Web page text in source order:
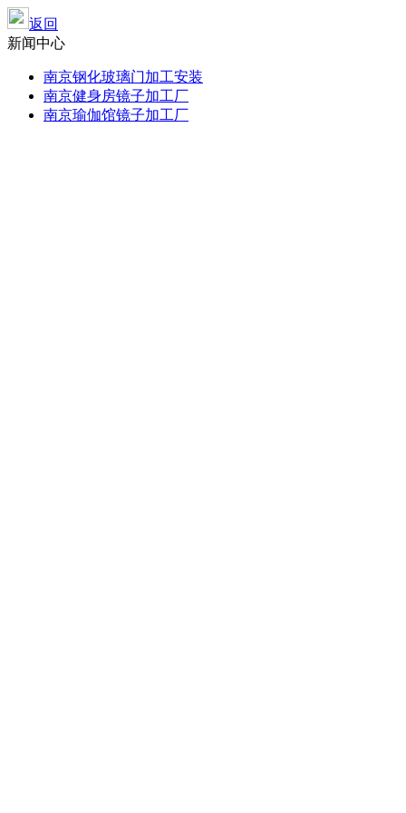
返回
新闻中心
南京钢化玻璃门加工安装
南京健身房镜子加工厂
南京瑜伽馆镜子加工厂